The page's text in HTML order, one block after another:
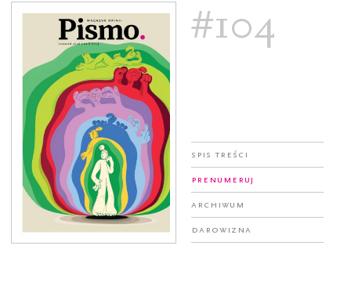
#104
Spis treści
Prenumeruj
Archiwum
Darowizna